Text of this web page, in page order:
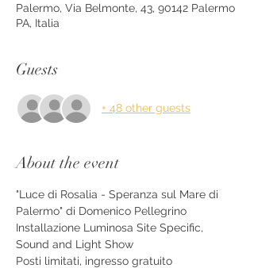
Palermo, Via Belmonte, 43, 90142 Palermo
PA, Italia
Guests
+ 48 other guests
About the event
"Luce di Rosalia - Speranza sul Mare di
Palermo" di Domenico Pellegrino
Installazione Luminosa Site Specific,
Sound and Light Show
Posti limitati, ingresso gratuito